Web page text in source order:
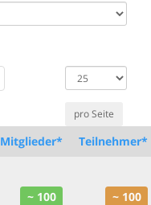
Datensätze
anzeigen
Mitglieder* Teilnehmer*
~ 100 ~ 100